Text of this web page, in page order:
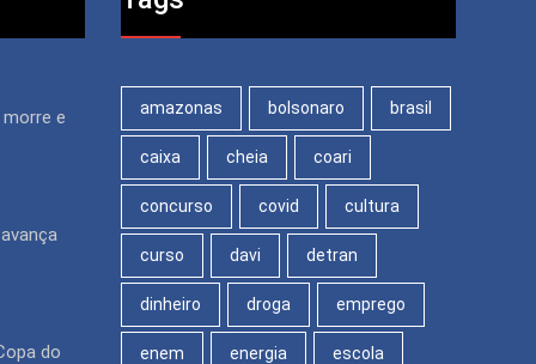
e
do
amazonas bolsonaro brasil
caixa cheia coari
concurso covid cultura
curso davi detran
dinheiro droga emprego
enem energia escola